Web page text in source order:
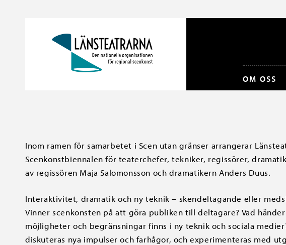
OM OSS
Inom ramen för samarbetet i Scen utan gränser arrangerar
Scenkonstbiennalen för teaterchefer, tekniker, regissörer,
av regissören Maja Salomonsson och dramatikern Anders Duus.
Interaktivitet, dramatik och ny teknik – skendeltagande eller
Vinner scenkonsten på att göra publiken till deltagare? Vad
möjligheter och begränsningar finns i ny teknik och sociala
diskuteras nya impulser och farhågor, och experimenteras med